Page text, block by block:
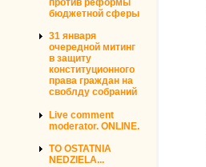
против реформы
бюджетной сферы
31 января
очередной митинг
в защиту
конституционного
права граждан на
своблду собраний
Live comment
moderator. ONLINE.
TO OSTATNIA
NEDZIELA...